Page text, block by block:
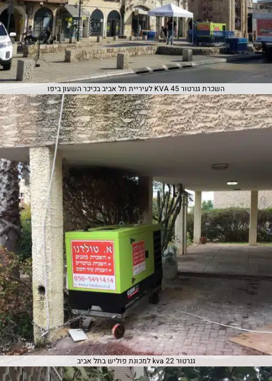
השכרת גנרטור 45 KVA לעיריית תל אביב בכיכר השעון ביפו
גנרטור 22 kva למכונת פוליש בתל אביב